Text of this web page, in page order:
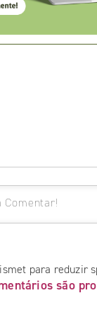
para reduzir
são